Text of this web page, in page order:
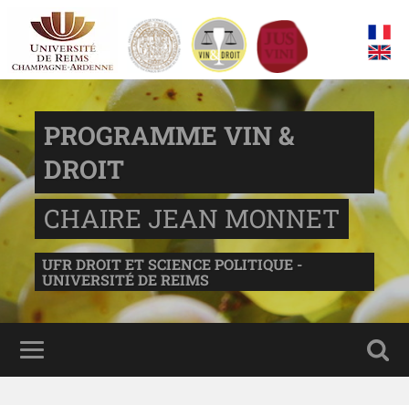
PROGRAMME VIN &
DROIT
CHAIRE JEAN MONNET
UFR DROIT ET SCIENCE POLITIQUE -
UNIVERSITÉ DE REIMS